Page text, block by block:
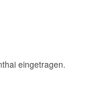
eingetragen.